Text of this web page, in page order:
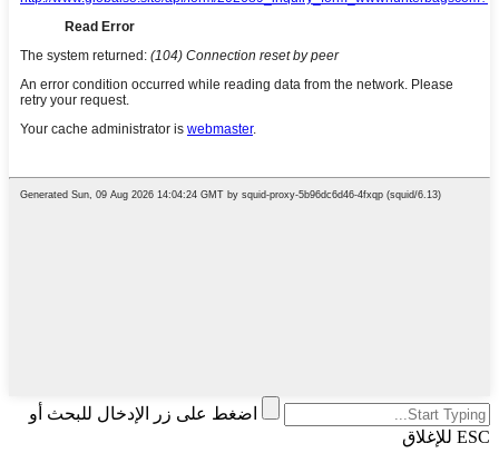
اضغط على زر الإدخال للبحث أو
ESC للإغلاق